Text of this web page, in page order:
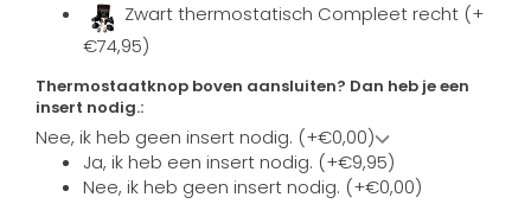
Zwart thermostatisch Compleet recht (+
€74,95)
Thermostaatknop boven aansluiten? Dan heb je een
insert nodig.:
Nee, ik heb geen insert nodig. (+€0,00)
Ja, ik heb een insert nodig. (+€9,95)
Nee, ik heb geen insert nodig. (+€0,00)